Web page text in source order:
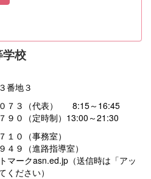
校
番地３
０７３（代表） 8:15～16:45
９０（定時制）13:00～21:30
１０（事務室）
４９（進路指導室）
マークasn.ed.jp（送信時は「アッ
ください）